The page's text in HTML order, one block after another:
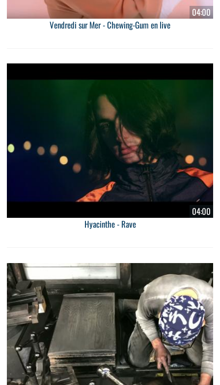
04:00
Vendredi sur Mer - Chewing-Gum en live
04:00
Hyacinthe - Rave